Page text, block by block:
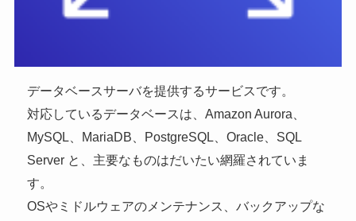
データベースサーバを提供するサービスです。
対応しているデータベースは、Amazon Aurora、
MySQL、MariaDB、PostgreSQL、Oracle、SQL
Server と、主要なものはだいたい網羅されていま
す。
OSやミドルウェアのメンテナンス、バックアップな